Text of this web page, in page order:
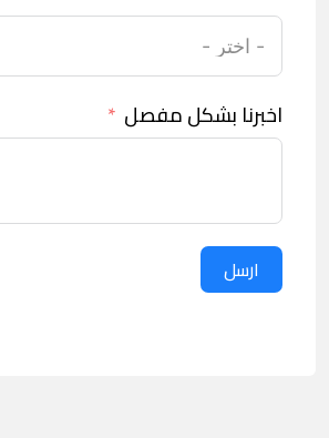
اخبرنا بشكل مفصل
ارسل